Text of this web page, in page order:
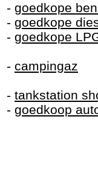
- goedkope
- goedkope
- goedkope
- campingaz
- tankstation
- goedkoop